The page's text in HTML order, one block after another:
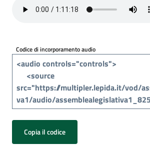
Per
cittadini
Codice di incorporamento audio
Copia il codice